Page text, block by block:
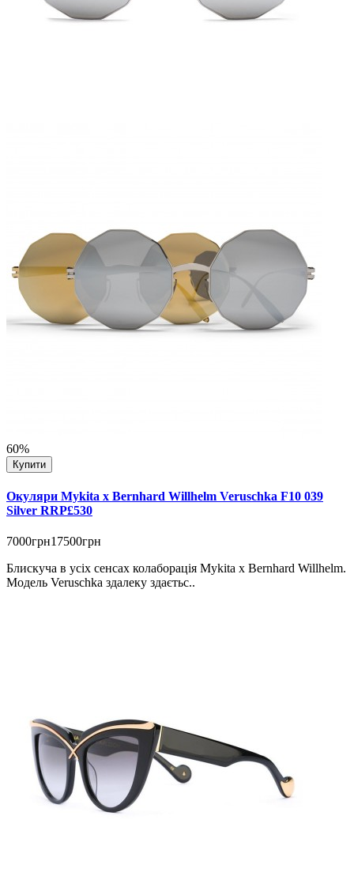
60%
Купити
Окуляри Mykita x Bernhard Willhelm Veruschka F10 039
Silver RRP£530
7000грн17500грн
Блискуча в усіх сенсах колаборація Mykita x Bernhard Willhelm.
Модель Veruschka здалеку здаєтьс..